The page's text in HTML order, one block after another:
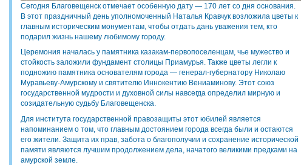
Сегодня Благовещенск отмечает особенную дату — 170 лет со дня основания.
В этот праздничный день уполномоченный Наталья Кравчук возложила цветы к
главным историческим монументам, чтобы отдать дань уважения тем, кто
подарил жизнь нашему любимому городу.
Церемония началась у памятника казакам-первопоселенцам, чье мужество и
стойкость заложили фундамент столицы Приамурья. Также цветы легли к
подножию памятника основателям города — генерал-губернатору Николаю
Муравьеву-Амурскому и святителю Иннокентию Вениаминову. Этот союз
государственной мудрости и духовной силы навсегда определил мирную и
созидательную судьбу Благовещенска.
Для института государственной правозащиты этот юбилей является
напоминанием о том, что главным достоянием города всегда были и остаются
его жители. Защита их прав, забота о благополучии и сохранение исторической
памяти являются лучшим продолжением дела, начатого великими предками на
амурской земле.